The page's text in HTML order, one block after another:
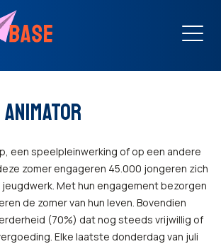
een speelpleinwerking of op een andere
zomer engageren 45.000 jongeren zich
jeugdwerk. Met hun engagement bezorgen
de zomer van hun leven. Bovendien
(70%) dat nog steeds vrijwillig of
Elke laatste donderdag van juli